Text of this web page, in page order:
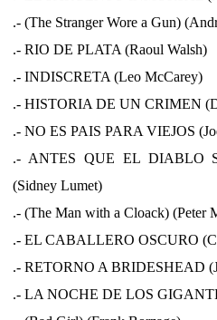
.- (The Stranger Wore a Gun)
.- RIO DE PLATA (Raoul Walsh)
.- INDISCRETA (Leo McCarey)
.- HISTORIA DE UN CRIMEN
.- NO ES PAIS PARA VIEJOS
.- ANTES QUE EL DIABLO
(Sidney Lumet)
.- (The Man with a Cloack) (Peter
.- EL CABALLERO OSCURO
.- RETORNO A BRIDESHEAD
.- LA NOCHE DE LOS